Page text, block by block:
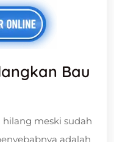
Bau
meski sudah
adalah